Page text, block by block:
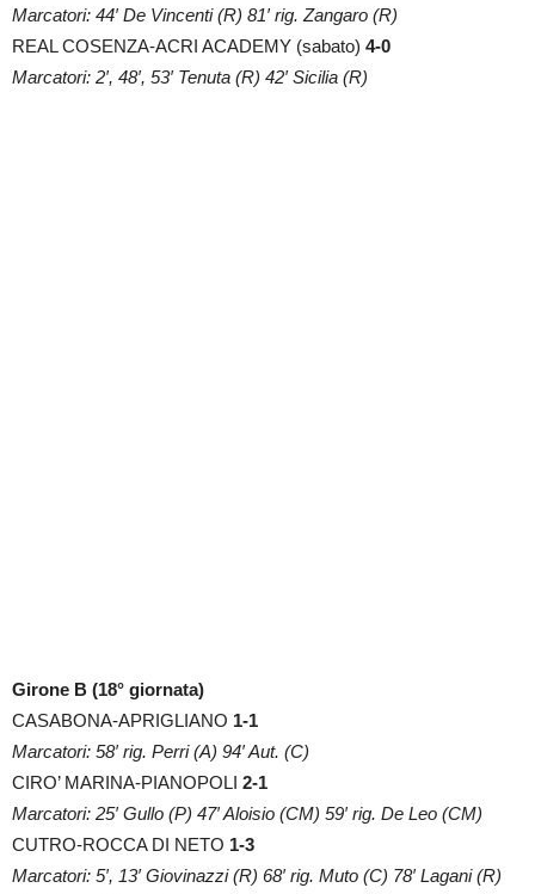
Marcatori: 44′ De Vincenti (R) 81′ rig. Zangaro (R)
REAL COSENZA-ACRI ACADEMY (sabato) 4-0
Marcatori: 2′, 48′, 53′ Tenuta (R) 42′ Sicilia (R)
Girone B (18° giornata)
CASABONA-APRIGLIANO 1-1
Marcatori: 58′ rig. Perri (A) 94′ Aut. (C)
CIRO’ MARINA-PIANOPOLI 2-1
Marcatori: 25′ Gullo (P) 47′ Aloisio (CM) 59′ rig. De Leo (CM)
CUTRO-ROCCA DI NETO 1-3
Marcatori: 5′, 13′ Giovinazzi (R) 68′ rig. Muto (C) 78′ Lagani (R)